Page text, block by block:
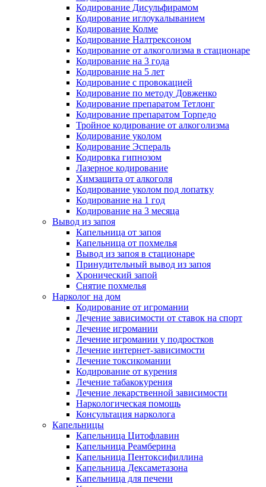
Кодирование Дисульфирамом
Кодирование иглоукалыванием
Кодирование Колме
Кодирование Налтрексоном
Кодирование от алкоголизма в стационаре
Кодирование на 3 года
Кодирование на 5 лет
Кодирование с провокацией
Кодирование по методу Довженко
Кодирование препаратом Тетлонг
Кодирование препаратом Торпедо
Тройное кодирование от алкоголизма
Кодирование уколом
Кодирование Эспераль
Кодировка гипнозом
Лазерное кодирование
Химзащита от алкоголя
Кодирование уколом под лопатку
Кодирование на 1 год
Кодирование на 3 месяца
Вывод из запоя
Капельница от запоя
Капельница от похмелья
Вывод из запоя в стационаре
Принудительный вывод из запоя
Хронический запой
Снятие похмелья
Нарколог на дом
Кодирование от игромании
Лечение зависимости от ставок на спорт
Лечение игромании
Лечение игромании у подростков
Лечение интернет-зависимости
Лечение токсикомании
Кодирование от курения
Лечение табакокурения
Лечение лекарственной зависимости
Наркологическая помощь
Консультация нарколога
Капельницы
Капельница Цитофлавин
Капельница Реамберина
Капельница Пентоксифиллина
Капельница Дексаметазона
Капельница для печени